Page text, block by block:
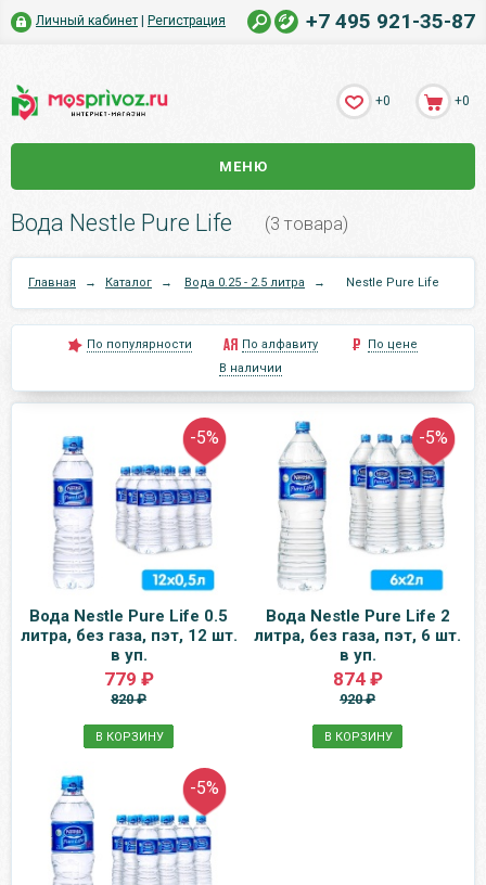
Личный кабинет Регистрация +7 495 921-35-87
+0 +0
МЕНЮ
Вода Nestle Pure Life (3 товара)
Главная → Каталог → Вода 0.25 - 2.5 литра → Nestle Pure Life
По популярности По алфавиту
По цене
В наличии
-5%
Вода Nestle Pure Life 0.5
литра, без газа, пэт, 12 шт.
в уп.
779 ₽
820 ₽
В КОРЗИНУ
-5%
Вода Nestle Pure Life 2
литра, без газа, пэт, 6 шт.
в уп.
874 ₽
920 ₽
В КОРЗИНУ
-5%